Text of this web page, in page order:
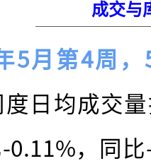
成交与
5月第4周
度日均成交
0.11%，同